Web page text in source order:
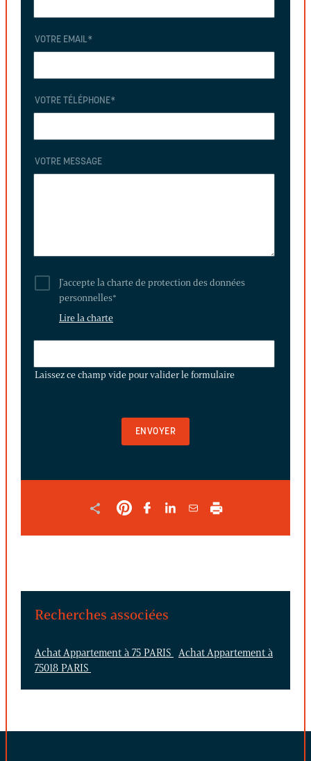
VOTRE EMAIL*
VOTRE TÉLÉPHONE*
VOTRE MESSAGE
J'accepte la charte de protection des données
personnelles*
Lire la charte
CHAMP
Laissez ce champ vide pour valider le formulaire
Recherches associées
Achat Appartement à 75 PARIS
Achat Appartement à
75018 PARIS